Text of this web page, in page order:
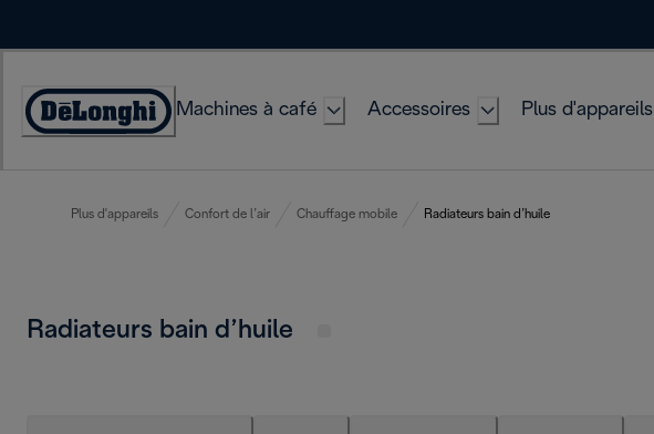
Déclaration
Machines à café Accessoires Plus d'appareils
Plus d'appareils Confort de l’air Chauffage mobile Radiateurs bain d’huile
Radiateurs bain d’huile